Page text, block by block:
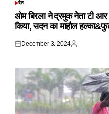
POSTED
देश
ओम बिरला ने द्रमुक नेता टी
किया, सदन का माहौल
Posted
December 3, 2024
Posted